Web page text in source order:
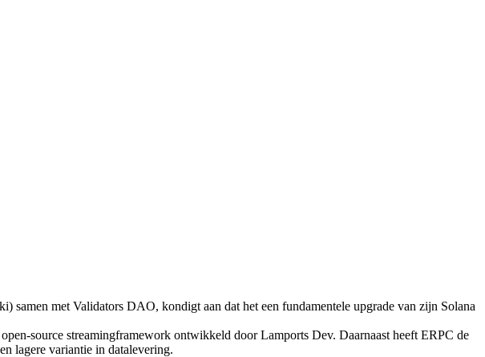
met Validators DAO, kondigt aan dat het een fundamentele upgrade van zijn Solana
source streamingframework ontwikkeld door Lamports Dev. Daarnaast heeft ERPC de
lagere variantie in datalevering.